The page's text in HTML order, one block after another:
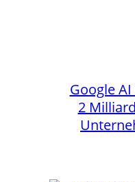
Google
2